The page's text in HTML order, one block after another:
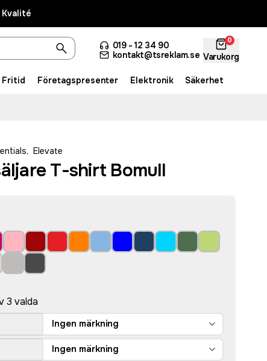
019 - 12 34 90
kontakt@tsreklam.se
0
Varukorg
Fritid Företagspresenter Elektronik Säkerhet
, Elevate
T-shirt Bomull
3 valda
Ingen märkning
Ingen märkning